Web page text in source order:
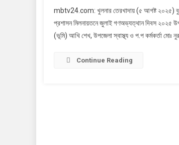
mbtv24.com: খুলনার তেরখাদায় (৫ আগষ্ট ২০২৫)
প্রশাসন মিলনায়তনে জুলাই গণঅভ্যত্থান দিবস ২০২৫
(ভূমি) আখি শেখ, উপজেলা স্বাস্থ্য ও প.প কর্মকর্তা মোঃ
Continue Reading